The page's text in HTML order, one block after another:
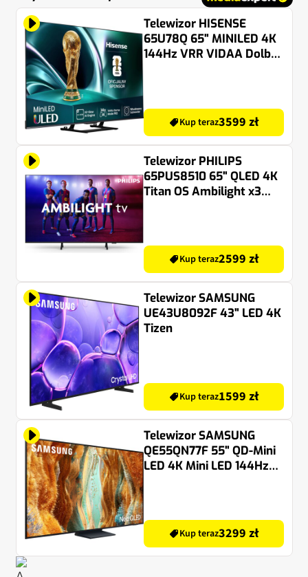
Telewizor HISENSE
65U78Q 65" MINILED 4K
144Hz VRR VIDAA Dolby
Kup teraz3599 zł
Telewizor PHILIPS
65PUS8510 65" QLED 4K
Titan OS Ambilight x3
Kup teraz2599 zł
Telewizor SAMSUNG
UE43U8092F 43" LED 4K
Tizen
Kup teraz1599 zł
Telewizor SAMSUNG
QE55QN77F 55" QD-Mini
LED 4K Mini LED 144Hz
Kup teraz3299 zł